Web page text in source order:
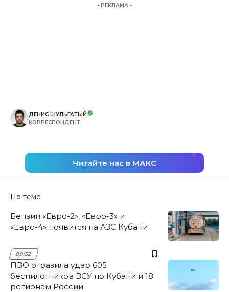
- РЕКЛАМА -
ДЕНИС ШУЛЬГАТЫЙ
КОРРЕСПОНДЕНТ
Читайте нас в МАКС
По теме
Бензин «Евро-2», «Евро-3» и
«Евро-4» появится на АЗС Кубани
09:52
ПВО отразила удар 605
беспилотников ВСУ по Кубани и 18
регионам России